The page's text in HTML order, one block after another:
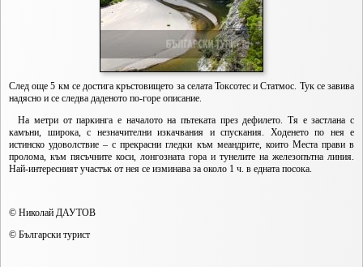
След още 5 км се достига кръстовището за селата Токсотес и Статмос. Тук се завива
надясно и се следва даденото по-горе описание.
На метри от паркинга е началото на пътеката през дефилето. Тя е застлана с
камъни, широка, с незначителни изкачвания и спускания. Ходенето по нея е
истинско удоволствие – с прекрасни гледки към меандрите, които Места прави в
пролома, към пясъчните коси, лонгозната гора и тунелите на железопътна линия.
Най-интересният участък от нея се изминава за около 1 ч. в едната посока.
© Николай ДАУТОВ
© Български турист